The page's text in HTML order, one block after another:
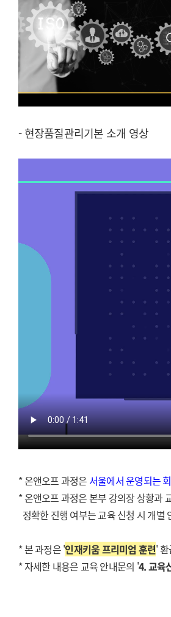
- 현장품질관리기본 소개 영상
* 온앤오프 과정은 서울에서 운영되는
* 온앤오프 과정은 본부 강의장 상황과
정확한 진행 여부는 교육 신청 시 개
* 본 과정은 '인재키움 프리미엄 훈련'
* 자세한 내용은 교육 안내문의 '4. 교육